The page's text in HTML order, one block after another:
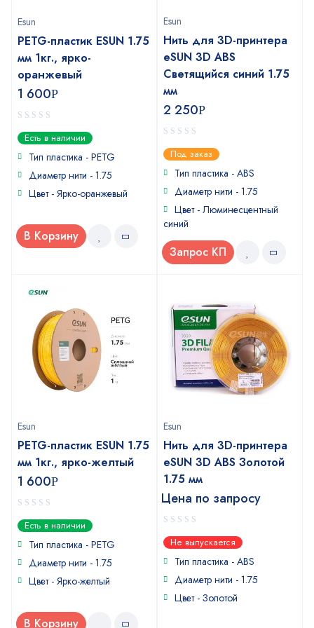
Esun
PETG-пластик ESUN 1.75
мм 1кг., ярко-
оранжевый
1 600Р
0
out
of
Есть в наличии
Тип пластика - PETG
Диаметр нити - 1.75
Цвет - Ярко-оранжевый
В Корзину
Esun
Нить для 3D-принтера
eSUN 3D ABS
Светящийся синий 1.75
мм
2 250Р
0
out
of
Под заказ
Тип пластика - ABS
Диаметр нити - 1.75
Цвет - Люминесцентный
синий
Запрос КП
Esun
PETG-пластик ESUN 1.75
мм 1кг., ярко-желтый
1 600Р
0
out
of
Есть в наличии
Тип пластика - PETG
Диаметр нити - 1.75
Цвет - Ярко-желтый
В Корзину
Esun
Нить для 3D-принтера
eSUN 3D ABS Золотой
1.75 мм
Цена по запросу
0
out
of
Не выпускается
Тип пластика - ABS
Диаметр нити - 1.75
Цвет - Золотой